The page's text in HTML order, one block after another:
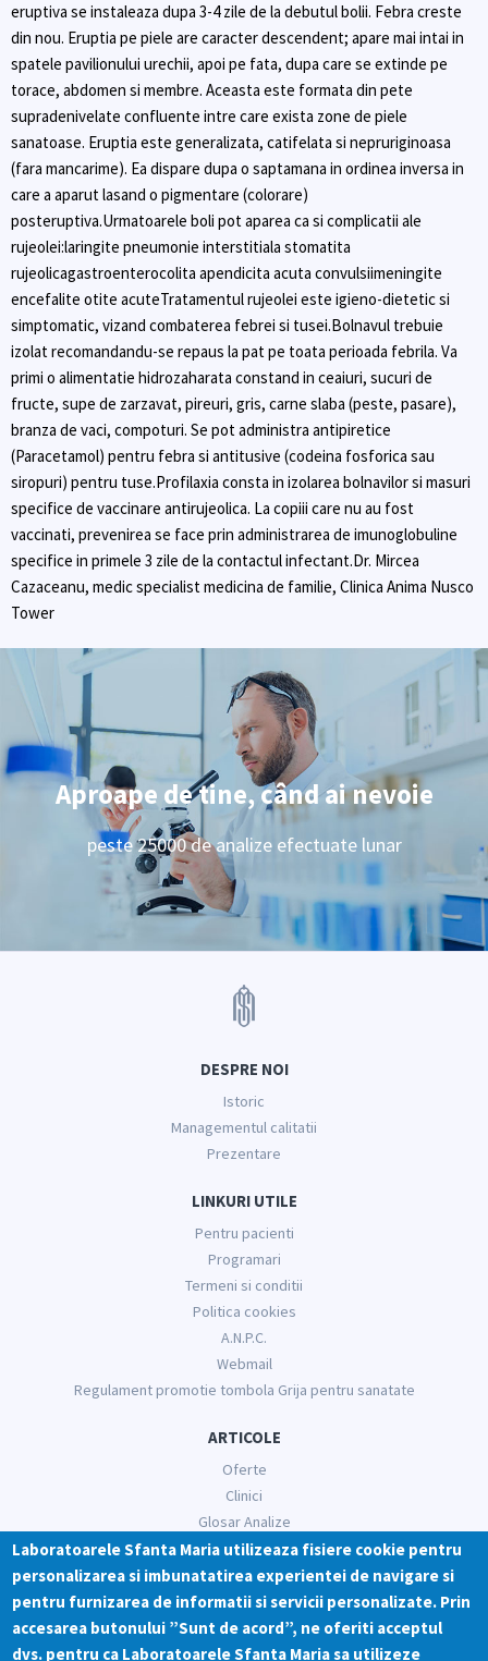
eruptiva se instaleaza dupa 3-4 zile de la debutul bolii. Febra creste
din nou. Eruptia pe piele are caracter descendent; apare mai intai in
spatele pavilionului urechii, apoi pe fata, dupa care se extinde pe
torace, abdomen si membre. Aceasta este formata din pete
supradenivelate confluente intre care exista zone de piele
sanatoase. Eruptia este generalizata, catifelata si nepruriginoasa
(fara mancarime). Ea dispare dupa o saptamana in ordinea inversa in
care a aparut lasand o pigmentare (colorare)
posteruptiva.Urmatoarele boli pot aparea ca si complicatii ale
rujeolei:laringite pneumonie interstitiala stomatita
rujeolicagastroenterocolita apendicita acuta convulsiimeningite
encefalite otite acuteTratamentul rujeolei este igieno-dietetic si
simptomatic, vizand combaterea febrei si tusei.Bolnavul trebuie
izolat recomandandu-se repaus la pat pe toata perioada febrila. Va
primi o alimentatie hidrozaharata constand in ceaiuri, sucuri de
fructe, supe de zarzavat, pireuri, gris, carne slaba (peste, pasare),
branza de vaci, compoturi. Se pot administra antipiretice
(Paracetamol) pentru febra si antitusive (codeina fosforica sau
siropuri) pentru tuse.Profilaxia consta in izolarea bolnavilor si masuri
specifice de vaccinare antirujeolica. La copiii care nu au fost
vaccinati, prevenirea se face prin administrarea de imunoglobuline
specifice in primele 3 zile de la contactul infectant.Dr. Mircea
Cazaceanu, medic specialist medicina de familie, Clinica Anima Nusco
Tower
Aproape de tine, când ai nevoie
peste 25000 de analize efectuate lunar
DESPRE NOI
Istoric
Managementul calitatii
Prezentare
LINKURI UTILE
Pentru pacienti
Programari
Termeni si conditii
Politica cookies
A.N.P.C.
Webmail
Regulament promotie tombola Grija pentru sanatate
ARTICOLE
Oferte
Clinici
Glosar Analize
Informatii medicale
RETELE SOCIALE
Laboratoarele Sfanta Maria utilizeaza fisiere cookie pentru
personalizarea si imbunatatirea experientei de navigare si
pentru furnizarea de informatii si servicii personalizate. Prin
accesarea butonului ”Sunt de acord”, ne oferiti acceptul
dvs. pentru ca Laboratoarele Sfanta Maria sa utilizeze